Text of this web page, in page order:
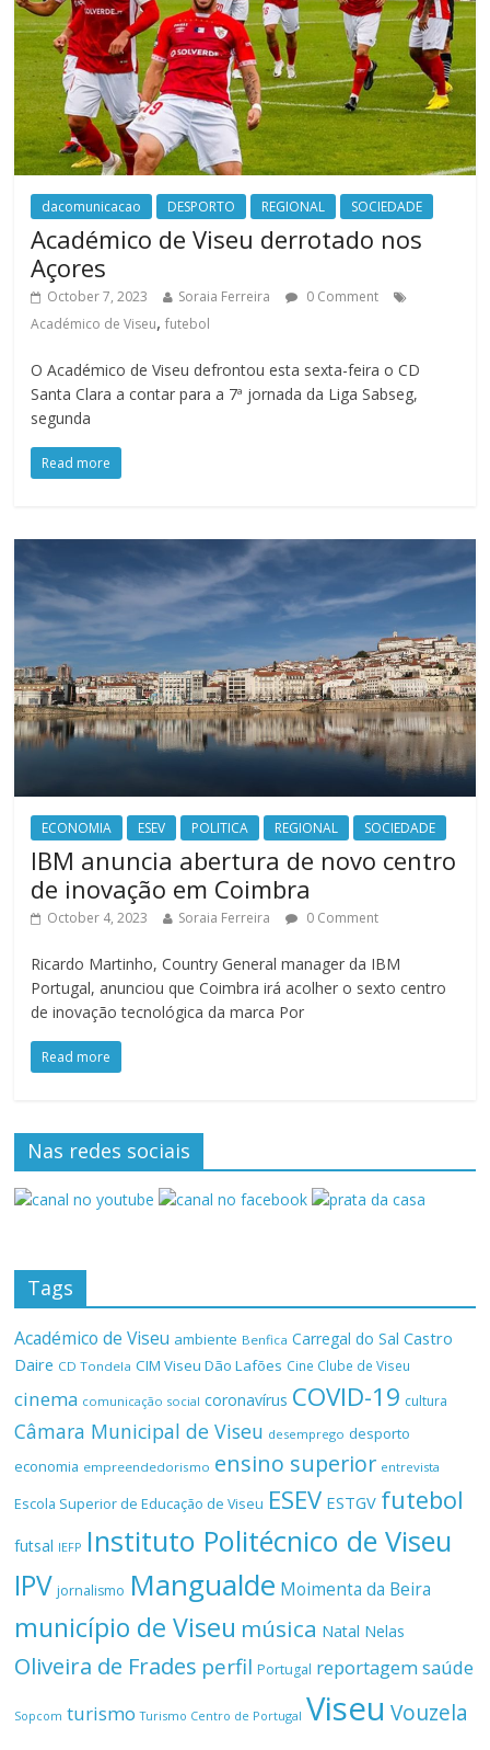
dacomunicacao DESPORTO REGIONAL SOCIEDADE
Académico de Viseu derrotado nos
Açores
October 7, 2023 Soraia Ferreira
0 Comment
Académico de Viseu,futebol
O Académico de Viseu defrontou esta sexta-feira o CD
Santa Clara a contar para a 7ª jornada da Liga Sabseg,
segunda
Read more
ECONOMIA ESEV POLITICA REGIONAL SOCIEDADE
IBM anuncia abertura de novo centro
de inovação em Coimbra
October 4, 2023 Soraia Ferreira 0 Comment
Ricardo Martinho, Country General manager da IBM
Portugal, anunciou que Coimbra irá acolher o sexto centro
de inovação tecnológica da marca Por
Read more
Nas redes sociais
Tags
Académico de Viseu ambiente Benfica Carregal do Sal Castro
Daire CD Tondela CIM Viseu Dão Lafões Cine Clube de Viseu
cinema comunicação social coronavírus COVID-19 cultura
Câmara Municipal de Viseu desemprego desporto
economia empreendedorismo ensino superior entrevista
Escola Superior de Educação de Viseu ESEV ESTGV futebol
futsal IEFP Instituto Politécnico de Viseu
IPV jornalismo Mangualde Moimenta da Beira
município de Viseu música Natal Nelas
Oliveira de Frades perfil Portugal reportagemsaúde
Sopcom turismo Turismo Centro de Portugal Viseu Vouzela